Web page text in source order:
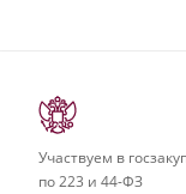
Участвуем в
по 223 и 44-ФЗ